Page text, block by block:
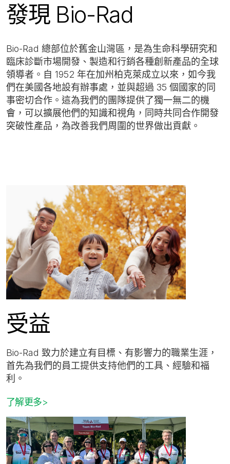
部
門、
別
等
搜
索。
發現 Bio-Rad
Bio-Rad 總部位於舊金山灣區，是為生命科學研究和
臨床診斷市場開發、製造和行銷各種創新產品的全球
領導者。自 1952 年在加州柏克萊成立以來，如今我
們在美國各地設有辦事處，並與超過 35 個國家的同
事密切合作。這為我們的團隊提供了獨一無二的機
會，可以擴展他們的知識和視角，同時共同合作開發
突破性產品，為改善我們周圍的世界做出貢獻。
受益
Bio-Rad 致力於建立有目標、有影響力的職業生涯，
首先為我們的員工提供支持他們的工具、經驗和福
利。
了解更多>